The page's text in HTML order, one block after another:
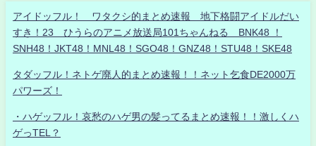
アイドッフル！ ワタクシ的まとめ速報 地下格闘アイドルだい
すき！23 ひうらのアニメ放送局101ちゃんねる BNK48 ！
SNH48！JKT48！MNL48！SGO48！GNZ48！STU48！SKE48
タダッフル！ネトゲ廃人的まとめ速報！！ネット乞食DE2000万
パワーズ！
・ハゲッフル！哀愁のハゲ男の髪ってるまとめ速報！！激しくハ
ゲっTEL？